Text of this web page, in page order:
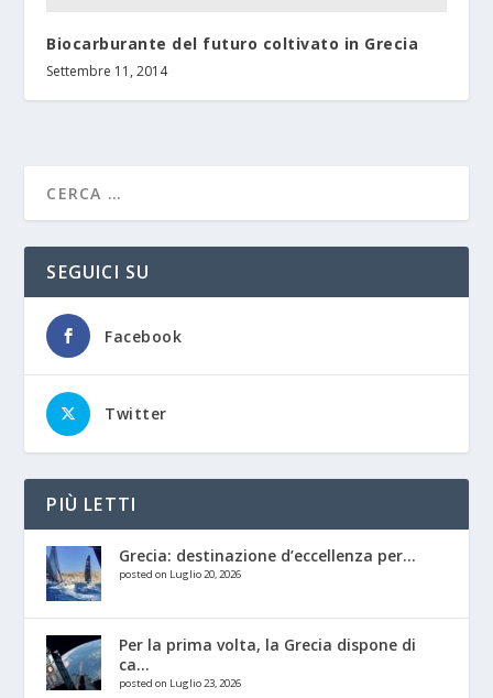
Biocarburante del futuro coltivato in Grecia
Settembre 11, 2014
SEGUICI SU
Facebook
Twitter
PIÙ LETTI
Grecia: destinazione d’eccellenza per...
posted on Luglio 20, 2026
Per la prima volta, la Grecia dispone di
ca...
posted on Luglio 23, 2026